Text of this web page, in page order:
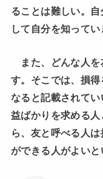
ることは難しい。
して自分を知ってい
また、どんな人を
す。そこでは、損
なると記載されて
益ばかりを求める
ら、友と呼べる人
ができる人がよいと